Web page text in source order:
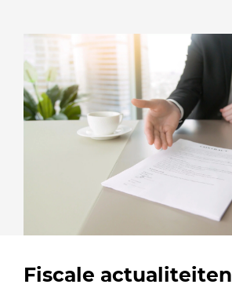
Fiscale actualiteiten